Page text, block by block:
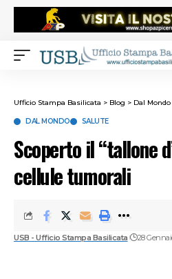
Ufficio Stampa Basilicata > Blog > Dal Mondo
DAL MONDO SALUTE
Scoperto il “tallone
cellule tumorali
USB - Ufficio Stampa Basilicata 28